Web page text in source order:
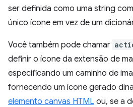
ser definida como uma string
único ícone em vez de um
Você também pode chamar
definir o ícone da extensão de
especificando um caminho de
fornecendo um ícone gerado
elemento canvas HTML ou, se a